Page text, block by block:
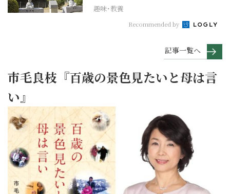
趣味･教養
Recommended by
記事一覧へ
市毛良枝『百歳の景色見たいと母は言
い』